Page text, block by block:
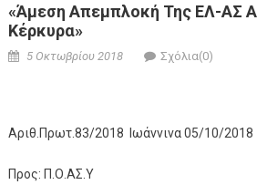
«Άμεση Απεμπλοκή Της ΕΛ-ΑΣ
Κέρκυρα»
Posted on
5 Οκτωβρίου 2018 AuthorΣχόλια(0)
Αριθ.Πρωτ.83/2018 Ιωάννινα 05/10/2018
Προς: Π.Ο.ΑΣ.Υ